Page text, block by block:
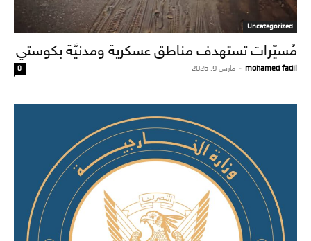
Uncategorized
مُسيّرات تستهدف مناطق عسكرية ومدنيَّة بكوستي
mohamed fadil
- مارس 9, 2026 0